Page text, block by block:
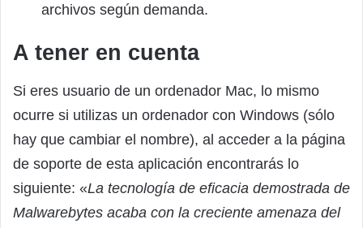
archivos según demanda.
A tener en cuenta
Si eres usuario de un ordenador Mac, lo mismo
ocurre si utilizas un ordenador con Windows (sólo
hay que cambiar el nombre), al acceder a la página
de soporte de esta aplicación encontrarás lo
siguiente: «La tecnología de eficacia demostrada de
Malwarebytes acaba con la creciente amenaza del